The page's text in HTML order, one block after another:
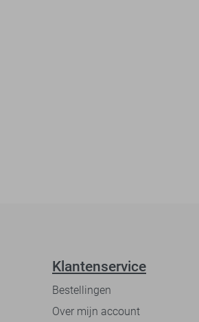
Klantenservice
Bestellingen
Over mijn account